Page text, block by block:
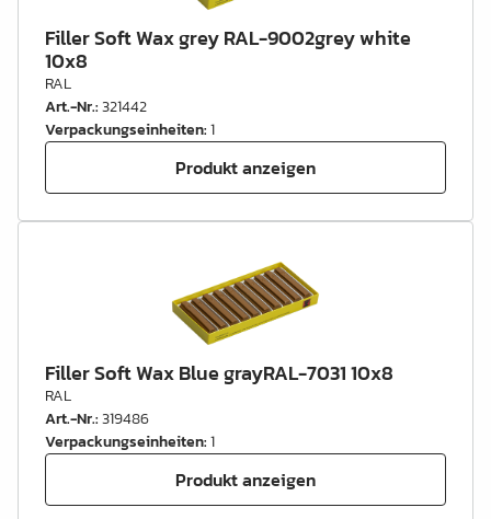
Filler Soft Wax grey RAL-9002grey white
10x8
RAL
Art.-Nr.:321442
Verpackungseinheiten:1
Produkt anzeigen
Filler Soft Wax Blue grayRAL-7031 10x8
RAL
Art.-Nr.:319486
Verpackungseinheiten:1
Produkt anzeigen